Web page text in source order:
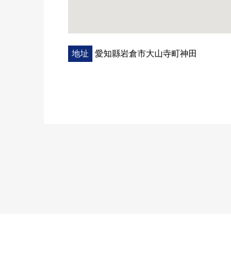
地址 愛知縣岩倉市大山寺町神田